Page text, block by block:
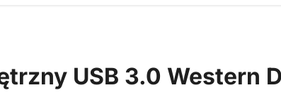
USB 3.0 Western